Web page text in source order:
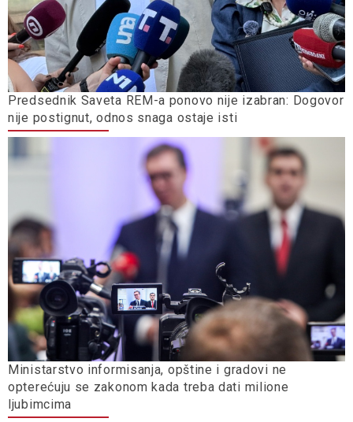
Predsednik Saveta REM-a ponovo nije izabran: Dogovor
nije postignut, odnos snaga ostaje isti
Ministarstvo informisanja, opštine i gradovi ne
opterećuju se zakonom kada treba dati milione
ljubimcima